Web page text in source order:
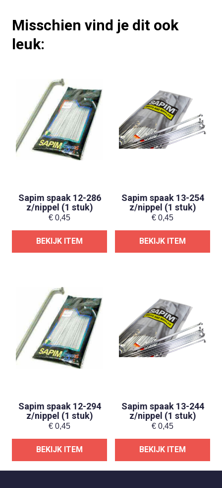
Misschien vind je dit ook
leuk:
Sapim spaak 12-286
z/nippel (1 stuk)
€ 0,45
BEKIJK ITEM
Sapim spaak 13-254
z/nippel (1 stuk)
€ 0,45
BEKIJK ITEM
Sapim spaak 12-294
z/nippel (1 stuk)
€ 0,45
BEKIJK ITEM
Sapim spaak 13-244
z/nippel (1 stuk)
€ 0,45
BEKIJK ITEM